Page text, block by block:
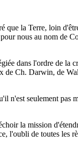
que la Terre, loin
nous au nom de
dans l'ordre de la
Ch. Darwin, de
n'est seulement pas
la mission
l'oubli de toutes les